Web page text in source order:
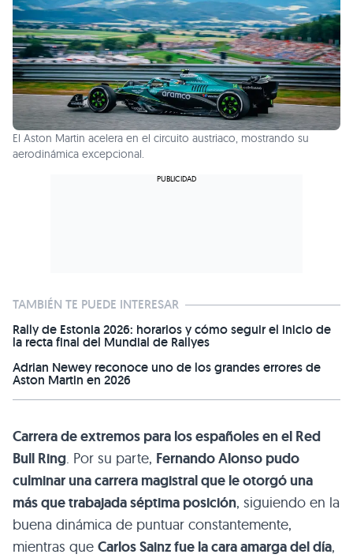
El Aston Martin acelera en el circuito austriaco, mostrando su
aerodinámica excepcional.
TAMBIÉN TE PUEDE INTERESAR
Rally de Estonia 2026: horarios y cómo seguir el inicio de
la recta final del Mundial de Rallyes
Adrian Newey reconoce uno de los grandes errores de
Aston Martin en 2026
Carrera de extremos para los españoles en el Red
Bull Ring. Por su parte, Fernando Alonso pudo
culminar una carrera magistral que le otorgó una
más que trabajada séptima posición, siguiendo en la
buena dinámica de puntuar constantemente,
mientras que Carlos Sainz fue la cara amarga del día,